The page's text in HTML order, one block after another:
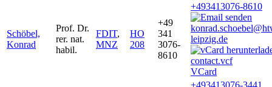
Schöbel,
Konrad
Prof. Dr.
rer. nat.
habil.
FDIT,
MNZ
HO
208
+49
341
3076-
8610
+493413076-8610
leipzig.de
VCard
+493413076-3441